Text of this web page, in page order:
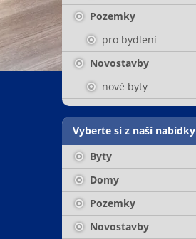
Pozemky
pro bydlení
Novostavby
nové byty
Vyberte si z naší nabídky
Byty
Domy
Pozemky
Novostavby